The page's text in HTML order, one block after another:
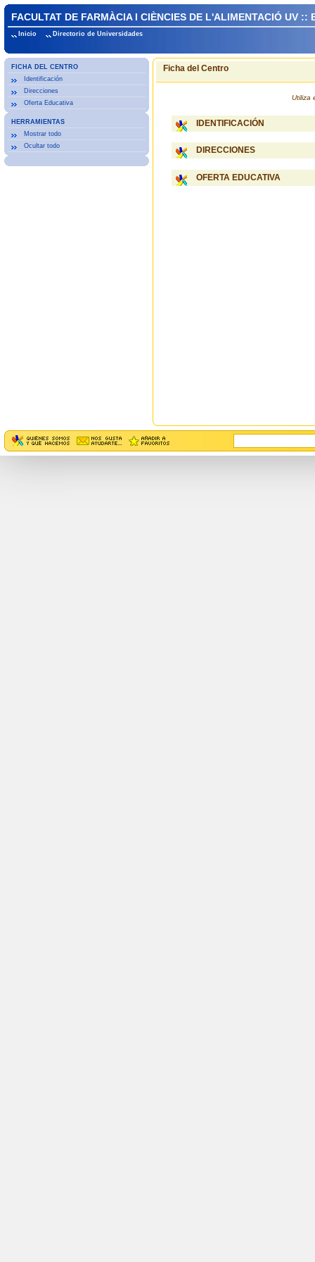
FACULTAT DE FARMÀCIA I CIÈNCIES DE L'ALIMENTACIÓ UV ::
Inicio Directorio de Universidades
FICHA DEL CENTRO
Identificación
Direcciones
Oferta Educativa
HERRAMIENTAS
Mostrar todo
Ocultar todo
Ficha del Centro
Utiliza
IDENTIFICACIÓN
DIRECCIONES
OFERTA EDUCATIVA